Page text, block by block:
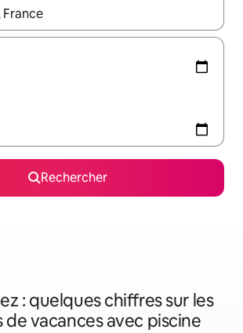
s'affichent, utilisez les flèches vers le
Rechercher
: quelques chiffres sur les
de vacances avec piscine